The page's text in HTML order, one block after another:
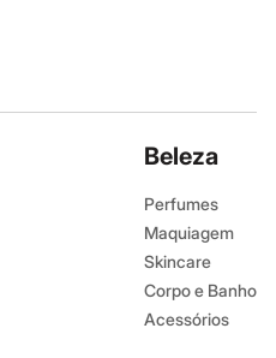
Beleza
Perfumes
Maquiagem
Skincare
Corpo e Banho
Acessórios